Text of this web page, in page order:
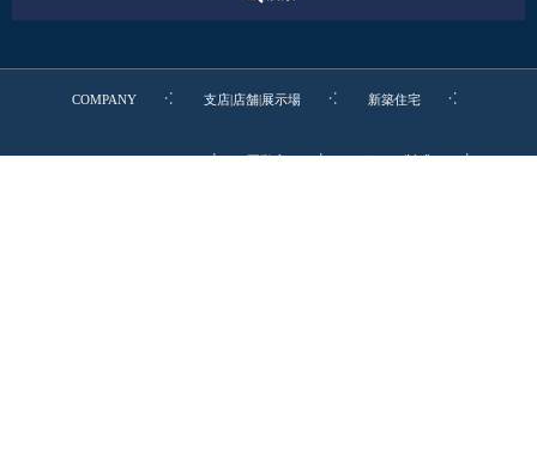
COMPANY 支店|店舗|展示場 新築住宅
リフォーム・リノベ 不動産 カタログ請求